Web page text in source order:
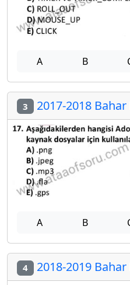
A B
3 2017-2018 Bahar
A B
4 2018-2019 Bahar